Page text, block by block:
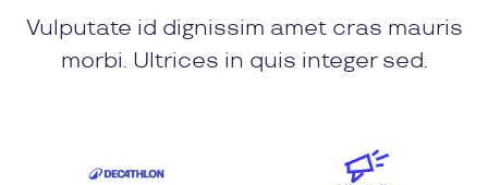
Vulputate id dignissim amet cras mauris
morbi. Ultrices in quis integer sed.